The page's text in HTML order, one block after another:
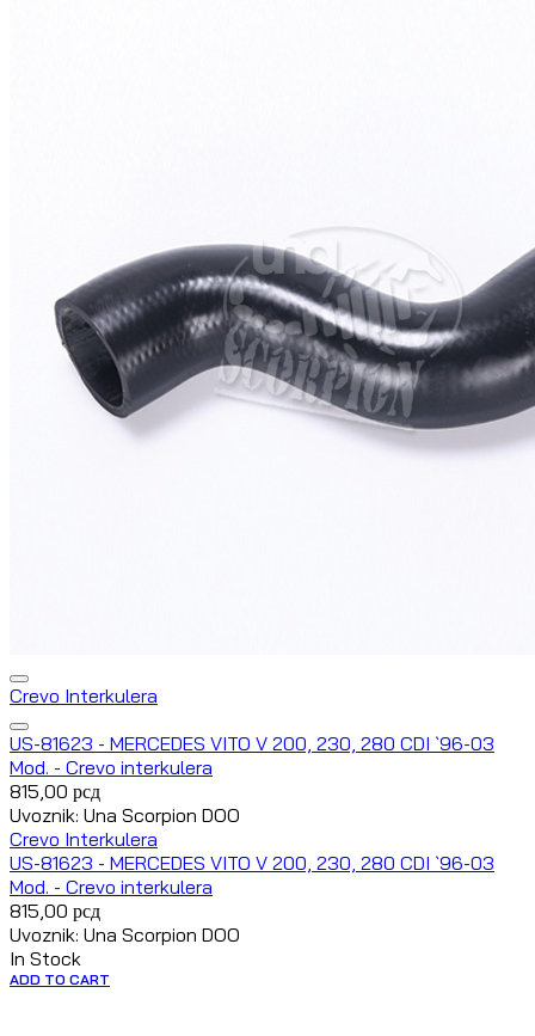
Crevo Interkulera
US-81623 - MERCEDES VITO V 200, 230, 280 CDI `96-03
Mod. - Crevo interkulera
815,00 рсд
Uvoznik: Una Scorpion DOO
Crevo Interkulera
US-81623 - MERCEDES VITO V 200, 230, 280 CDI `96-03
Mod. - Crevo interkulera
815,00 рсд
Uvoznik: Una Scorpion DOO
In Stock
ADD TO CART